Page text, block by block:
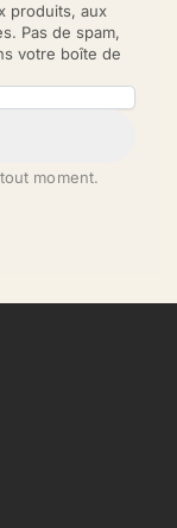
produits, aux
Pas de spam,
votre boîte de
moment.